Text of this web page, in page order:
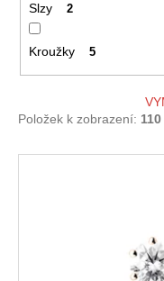
Slzy 2
Kroužky 5
Položek k zobrazení: 110